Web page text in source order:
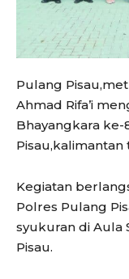
Pulang
Ahmad Rifa’i
Bhayangkara
Pisau,kalimantan
Kegiatan
Polres Pulang
syukuran di Aula
Pisau.